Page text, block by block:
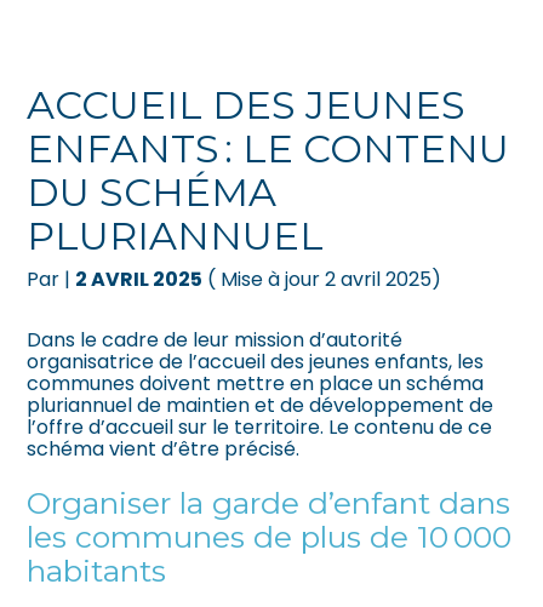
Gérer votre quotidien
Piloter votre entreprise
Développer votre entreprise
Être prêt pour la facturation
électronique
Suivre votre comptabilité
Gérer vos ressources humaines
Dématérialiser vos documents
ACCUEIL DES JEUNES
ENFANTS : LE CONTENU
DU SCHÉMA
PLURIANNUEL
Par | 2 AVRIL 2025 ( Mise à jour 2 avril 2025)
Dans le cadre de leur mission d’autorité
organisatrice de l’accueil des jeunes enfants, les
communes doivent mettre en place un schéma
pluriannuel de maintien et de développement de
l’offre d’accueil sur le territoire. Le contenu de ce
schéma vient d’être précisé.
Organiser la garde d’enfant dans
les communes de plus de 10 000
habitants